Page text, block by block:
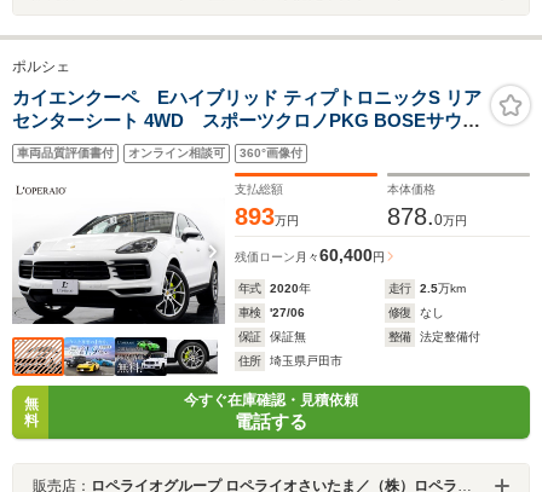
ポルシェ
カイエンクーペ Eハイブリッド ティプトロニックS リア
センターシート 4WD スポーツクロノPKG BOSEサウン
ド シートヒーター ベンチレーター PAMS パノラマルー
フ アダプティブクルーズコントロール
車両品質評価書付 オンライン相談可 360°画像付
支払総額
893万円
本体価格
878.0万円
残価ローン 月々60,400円
年式 2020年 走行 2.5万km
車検
'27/06 修復
なし
保証
保証無 整備
法定整備付
住所
埼玉県戸田市
無
料
今すぐ在庫確認・見積依頼
電話する
販売店： ロペライオグループ ロペライオさいたま／（株）ロペライオ